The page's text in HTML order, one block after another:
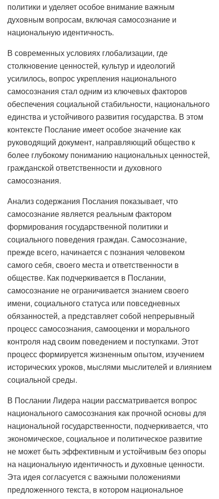
политики и уделяет особое внимание важным
духовным вопросам, включая самосознание и
национальную идентичность.
В современных условиях глобализации, где
столкновение ценностей, культур и идеологий
усилилось, вопрос укрепления национального
самосознания стал одним из ключевых факторов
обеспечения социальной стабильности, национального
единства и устойчивого развития государства. В этом
контексте Послание имеет особое значение как
руководящий документ, направляющий общество к
более глубокому пониманию национальных ценностей,
гражданской ответственности и духовного
самосознания.
Анализ содержания Послания показывает, что
самосознание является реальным фактором
формирования государственной политики и
социального поведения граждан. Самосознание,
прежде всего, начинается с познания человеком
самого себя, своего места и ответственности в
обществе. Как подчеркивается в Послании,
самосознание не ограничивается знанием своего
имени, социального статуса или повседневных
обязанностей, а представляет собой непрерывный
процесс самосознания, самооценки и морального
контроля над своим поведением и поступками. Этот
процесс формируется жизненным опытом, изучением
исторических уроков, мыслями мыслителей и влиянием
социальной среды.
В Послании Лидера нации рассматривается вопрос
национального самосознания как прочной основы для
национальной государственности, подчеркивается, что
экономическое, социальное и политическое развитие
не может быть эффективным и устойчивым без опоры
на национальную идентичность и духовные ценности.
Эта идея согласуется с важными положениями
предложенного текста, в котором национальное